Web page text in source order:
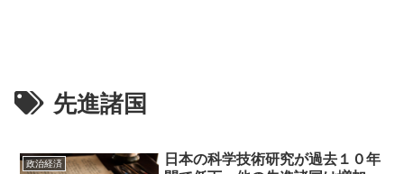
先進諸国
政治経済
日本の科学技術研究が過去１０年